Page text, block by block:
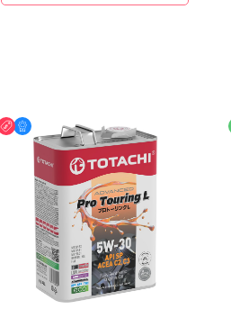
ფასდაკლება
მხოლოდ ონლაინ